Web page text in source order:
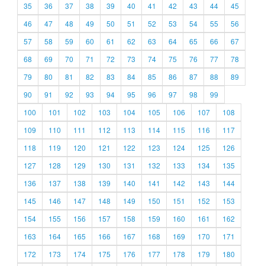
35
36 37 38 39 40 41 42 43 44
45
46
47 48 49 50 51 52 53 54 55
56
57
58 59 60 61 62 63 64 65 66
67
68
69 70 71 72 73 74 75 76 77
78
79
80 81 82 83 84 85 86 87 88
89
90
91 92 93 94 95 96 97 98
99
100
101 102 103 104 105 106 107
108
109
110 111 112 113 114 115 116
117
118
119 120 121 122 123 124 125
126
127
128 129 130 131 132 133 134
135
136
137 138 139 140 141 142 143
144
145
146 147 148 149 150 151 152
153
154
155 156 157 158 159 160 161
162
163
164 165 166 167 168 169 170
171
172
173 174 175 176 177 178 179
180